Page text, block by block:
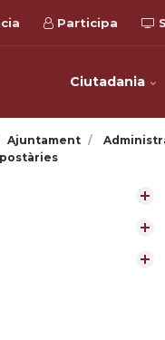
Participa
Ciutadania
Ajuntament